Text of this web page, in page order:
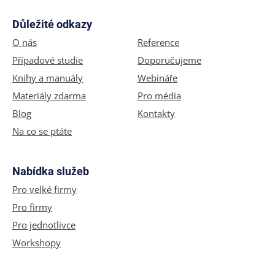
Důležité odkazy
O nás
Případové studie
Knihy a manuály
Materiály zdarma
Blog
Na co se ptáte
Reference
Doporučujeme
Webináře
Pro média
Kontakty
Nabídka služeb
Pro velké firmy
Pro firmy
Pro jednotlivce
Workshopy